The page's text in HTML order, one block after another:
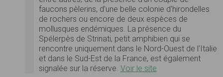
faucons pèlerins, d'une belle colonie d'hirondelles
de rochers ou encore de deux espèces de
mollusques endémiques. La présence du
Spélerpès de Strinati, petit amphibien qui se
rencontre uniquement dans le Nord-Ouest de l'Italie
et dans le Sud-Est de la France, est également
signalée sur la réserve. Voir le site